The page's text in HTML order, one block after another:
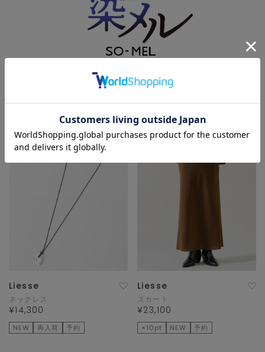
PRE ORDER
Liesse
ネックレス
¥14,300
NEW 再入荷 予約
Liesse
スカート
¥23,100
×10pt NEW 予約